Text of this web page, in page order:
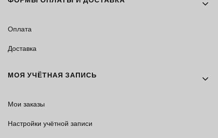
Оплата
Доставка
МОЯ УЧЁТНАЯ ЗАПИСЬ
Мои заказы
Настройки учётной записи